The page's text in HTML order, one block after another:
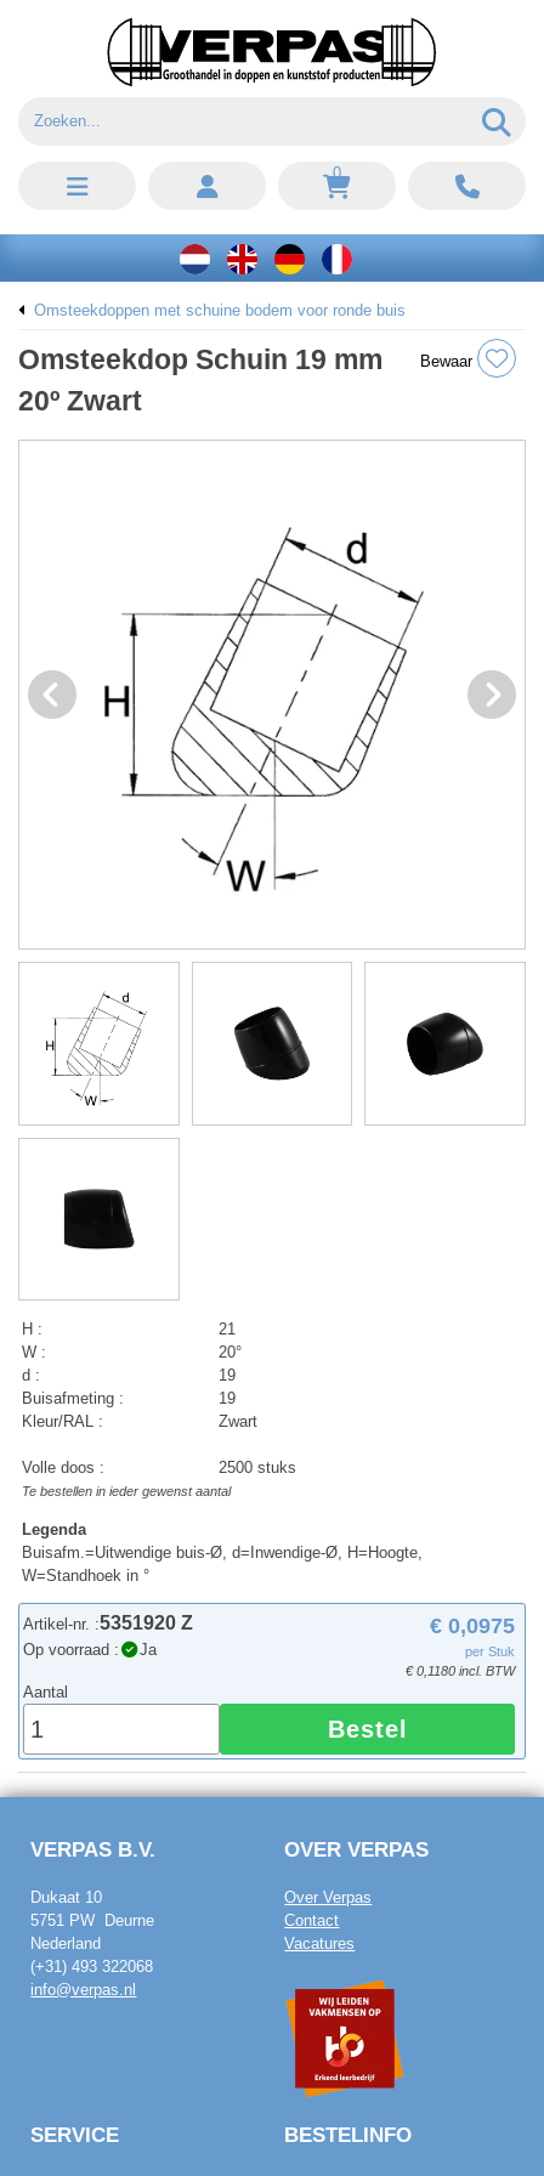
0
Omsteekdoppen met schuine bodem voor ronde buis
Omsteekdop Schuin 19 mm
20º Zwart
Bewaar
H :
21
W :
20°
d :
19
Buisafmeting :
19
Kleur/RAL :
Zwart
Volle doos : 2500 stuks
Te bestellen in ieder gewenst aantal
Legenda
Buisafm.=Uitwendige buis-Ø, d=Inwendige-Ø, H=Hoogte,
W=Standhoek in °
Artikel-nr. :5351920 Z
Op voorraad : Ja
€ 0,0975
per Stuk
€ 0,1180 incl. BTW
Aantal
Bestel
VERPAS B.V.
Dukaat 10
5751 PW Deurne
Nederland
(+31) 493 322068
info@verpas.nl
OVER VERPAS
Over Verpas
Contact
Vacatures
SERVICE BESTELINFO